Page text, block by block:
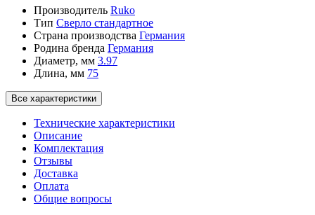
Производитель Ruko
Тип Сверло стандартное
Страна производства Германия
Родина бренда Германия
Диаметр, мм 3.97
Длина, мм 75
Все характеристики
Технические характеристики
Описание
Комплектация
Отзывы
Доставка
Оплата
Общие вопросы